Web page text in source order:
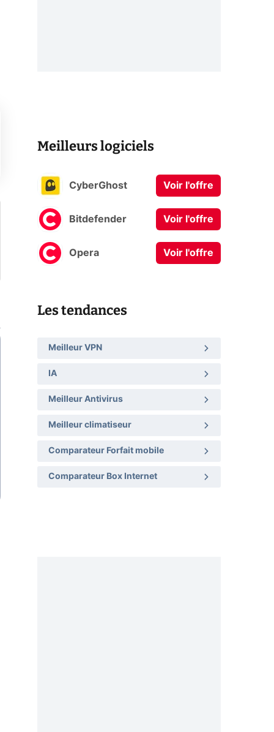
Meilleurs logiciels
CyberGhost Voir l'offre
Bitdefender Voir l'offre
Opera Voir l'offre
Les tendances
Meilleur VPN
IA
Meilleur Antivirus
Meilleur climatiseur
Comparateur Forfait mobile
Comparateur Box Internet